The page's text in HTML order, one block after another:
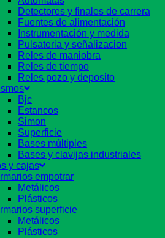
Detectores y finales de carrera
Fuentes de alimentación
Instrumentación y medida
Pulsateria y señalizacion
Reles de maniobra
Reles de tiempo
Reles pozo y deposito
Bjc
Estancos
Simon
Superficie
Bases múltiples
Bases y clavijas industriales
y cajas
empotrar
Metálicos
Plásticos
superficie
Metálicos
Plásticos